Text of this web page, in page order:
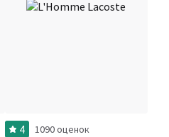
4 1090 оценок